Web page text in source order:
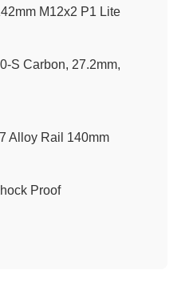
M12x2 P1 Lite
S Carbon, 27.2mm,
Alloy Rail 140mm
Proof